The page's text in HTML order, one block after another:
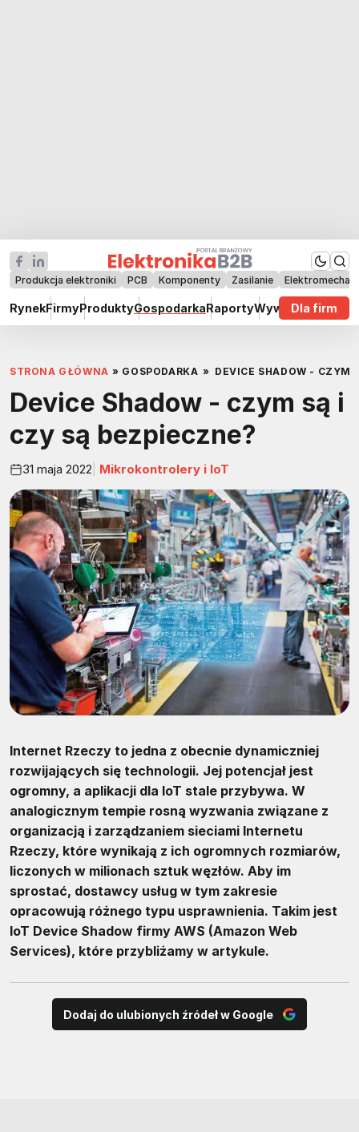
Produkcja elektroniki PCB Komponenty Zasilanie
RynekFirmyProduktyGospodarkaRaportyWywiadyDla firm
STRONA GŁÓWNA » GOSPODARKA » DEVICE SHADOW - CZYM
Device Shadow - czym są i
czy są bezpieczne?
31 maja 2022 Mikrokontrolery i IoT
Internet Rzeczy to jedna z obecnie dynamiczniej
rozwijających się technologii. Jej potencjał jest
ogromny, a aplikacji dla IoT stale przybywa. W
analogicznym tempie rosną wyzwania związane z
organizacją i zarządzaniem sieciami Internetu
Rzeczy, które wynikają z ich ogromnych rozmiarów,
liczonych w milionach sztuk węzłów. Aby im
sprostać, dostawcy usług w tym zakresie
opracowują różnego typu usprawnienia. Takim jest
IoT Device Shadow firmy AWS (Amazon Web
Services), które przybliżamy w artykule.
Dodaj do ulubionych źródeł w Google